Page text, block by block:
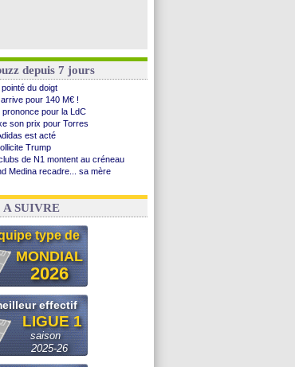
depuis 7 jours
pointé du doigt
pour 140 M€ !
prononce pour la LdC
son prix pour Torres
est acté
Trump
de N1 montent au créneau
Medina recadre... sa mère
un 2e club anglais
A SUIVRE
type de
MONDIAL
2026
effectif
LIGUE 1
saison
2025-26